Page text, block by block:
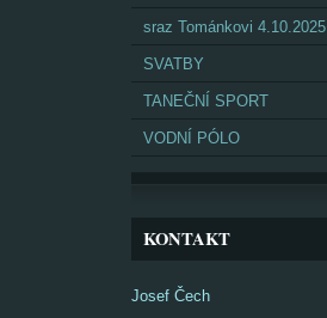
sraz Tománkovi 4.10.2025
SVATBY
TANEČNÍ SPORT
VODNÍ PÓLO
KONTAKT
Josef Čech